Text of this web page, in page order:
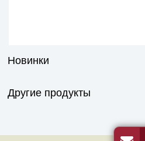
Новинки
Другие продукты